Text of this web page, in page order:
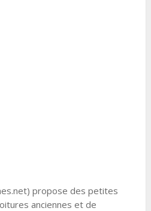
propose des petites
anciennes et de